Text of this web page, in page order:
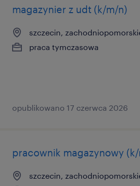
magazynier z udt (k/m/n)
szczecin,
praca tymczasowa
opublikowano 17 czerwca 2026
pracownik magazynowy
szczecin,